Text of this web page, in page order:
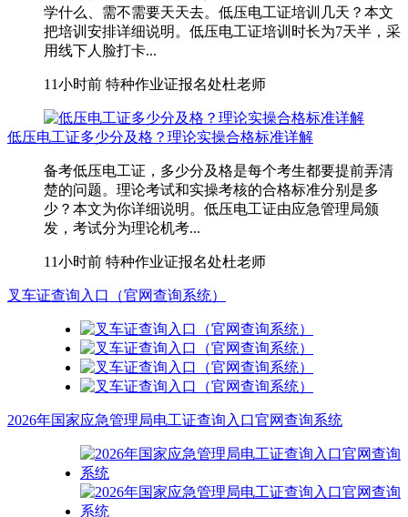
学什么、需不需要天天去。低压电工证培训几天？本文
把培训安排详细说明。低压电工证培训时长为7天半，采
用线下人脸打卡...
11小时前 特种作业证报名处杜老师
低压电工证多少分及格？理论实操合格标准详解
备考低压电工证，多少分及格是每个考生都要提前弄清
楚的问题。理论考试和实操考核的合格标准分别是多
少？本文为你详细说明。低压电工证由应急管理局颁
发，考试分为理论机考...
11小时前 特种作业证报名处杜老师
叉车证查询入口（官网查询系统）
2026年国家应急管理局电工证查询入口官网查询系统